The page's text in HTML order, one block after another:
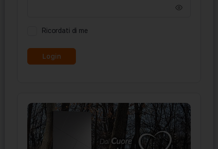
Ricordati di me